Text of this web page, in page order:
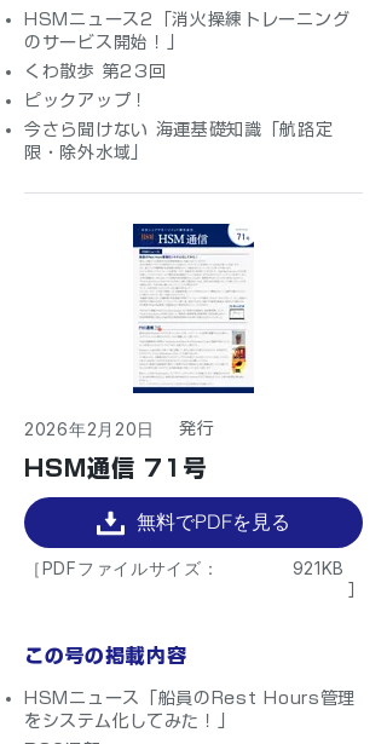
HSMニュース2「消火操練トレーニング
のサービス開始！」
くわ散歩 第23回
ピックアップ！
今さら聞けない 海運基礎知識「航路定
限・除外水域」
2026年2月20日 ​発行
HSM通信 71号
無料でPDFを見る
［PDFファイルサイズ： 921KB
この号の掲載内容
HSMニュース「船員のRest Hours管理
をシステム化してみた！」